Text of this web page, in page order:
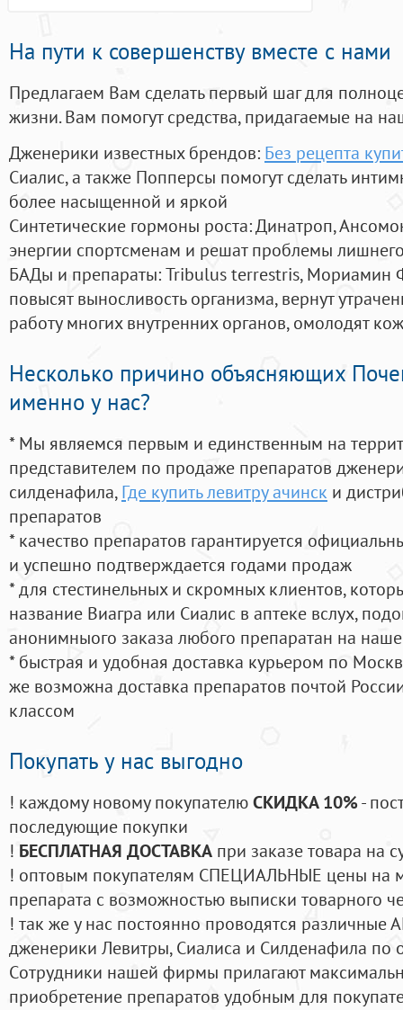
На пути к совершенству вместе с нами
Предлагаем Вам сделать первый шаг для
жизни. Вам помогут средства, придагаемые на
Дженерики известных брендов: Без рецепта
Сиалис, а также Попперсы помогут сделать
более насыщенной и яркой
Синтетические гормоны роста: Динатроп,
энергии спортсменам и решат проблемы
БАДы и препараты:Tribulus terrestris, Мориамин
повысят выносливость организма, вернут
работу многих внутренних органов, омолодят
Несколько причино объясняющих
именно у нас?
* Мы являемся первым и единственным на
представителем по продаже препаратов
силденафила, Где купить левитру ачинск и
препаратов
* качество препаратов гарантируется
и успешно подтверждается годами продаж
* для стестинельных и скромных клиентов,
название Виагра или Сиалис в аптеке вслух,
анонимныого заказа любого препаратан на
* быстрая и удобная доставка курьером по
же возможна доставка препаратов почтой
классом
Покупать у нас выгодно
! каждому новому покупателюСКИДКА 10%-
последующие покупки
! БЕСПЛАТНАЯ ДОСТАВКА при заказе товара на
! оптовым покупателям СПЕЦИАЛЬНЫЕ цены на
препарата с возможностью выписки товарного
! так же у нас постоянно проводятся
дженерики Левитры, Сиалиса и Силденафила по
Cотрудники нашей фирмы прилагают
приобретение препаратов удобным для